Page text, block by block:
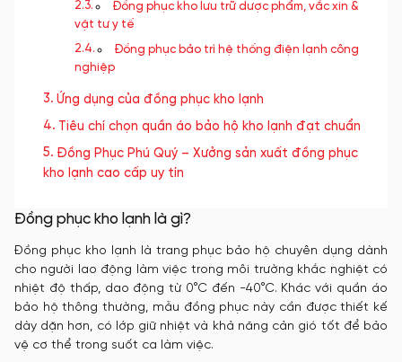
Đồng phục kho lưu trữ dược phẩm, vắc xin &
vật tư y tế
Đồng phục bảo trì hệ thống điện lạnh công
nghiệp
Ứng dụng của đồng phục kho lạnh
Tiêu chí chọn quần áo bảo hộ kho lạnh đạt chuẩn
Đồng Phục Phú Quý – Xưởng sản xuất đồng phục
kho lạnh cao cấp uy tín
Đồng phục kho lạnh là gì?
Đồng phục kho lạnh là trang phục bảo hộ chuyên dụng dành
cho người lao động làm việc trong môi trường khắc nghiệt có
nhiệt độ thấp, dao động từ 0°C đến -40°C. Khác với quần áo
bảo hộ thông thường, mẫu đồng phục này cần được thiết kế
dày dặn hơn, có lớp giữ nhiệt và khả năng cản gió tốt để bảo
vệ cơ thể trong suốt ca làm việc.